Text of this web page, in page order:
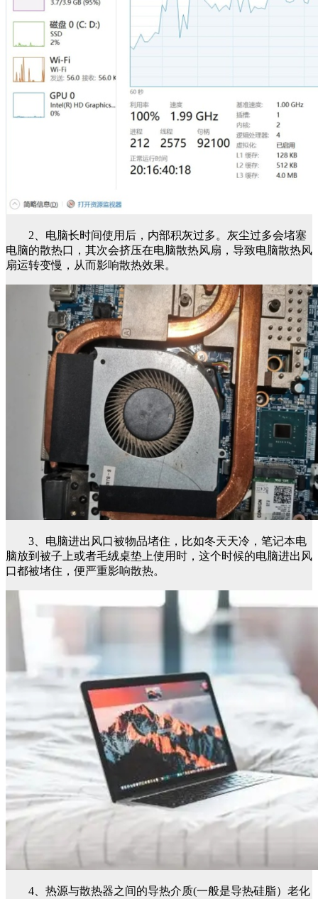
2、电脑长时间使用后，内部积灰过多。灰尘过多会堵塞
电脑的散热口，其次会挤压在电脑散热风扇，导致电脑散热风
扇运转变慢，从而影响散热效果。
3、电脑进出风口被物品堵住，比如冬天天冷，笔记本电
脑放到被子上或者毛绒桌垫上使用时，这个时候的电脑进出风
口都被堵住，便严重影响散热。
4、热源与散热器之间的导热介质(一般是导热硅脂）老化